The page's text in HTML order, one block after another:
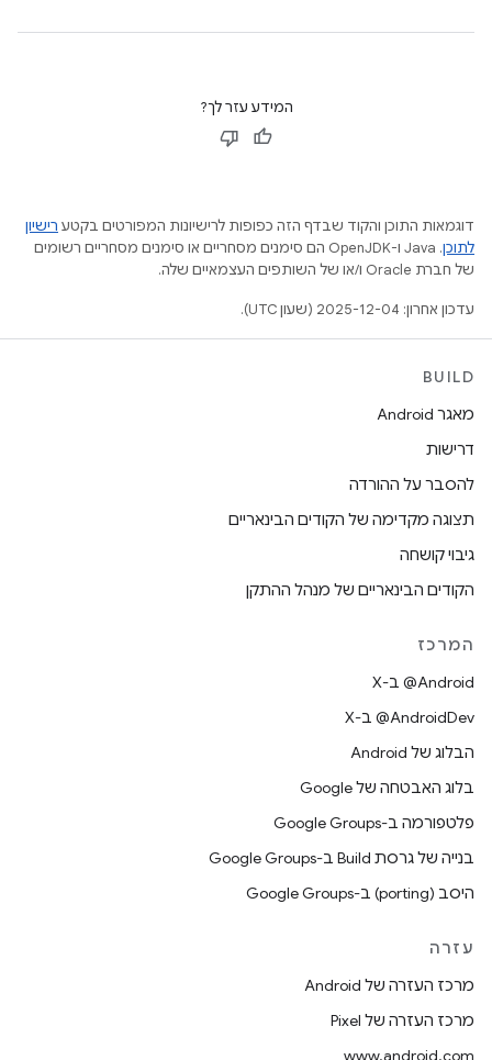
המידע עזר לך?
דוגמאות התוכן והקוד שבדף הזה כפופות לרישיונות המפורטים בקטע רישיון
לתוכן
.‏ Java ו-OpenJDK הם סימנים מסחריים או סימנים מסחריים רשומים
של חברת Oracle ו/או של השותפים העצמאיים שלה.
עדכון אחרון: 2025-12-04 (שעון UTC).
BUILD
מאגר Android
דרישות
להסבר על ההורדה
תצוגה מקדימה של הקודים הבינאריים
גיבוי קושחה
הקודים הבינאריים של מנהל ההתקן
המרכז
‫‎@Android ב-X
‫‎@AndroidDev ב-X
הבלוג של Android
בלוג האבטחה של Google
פלטפורמה ב-Google Groups
בנייה של גרסת Build ב-Google Groups
היסב (porting) ב-Google Groups
עזרה
מרכז העזרה של Android
מרכז העזרה של Pixel
www.android.com